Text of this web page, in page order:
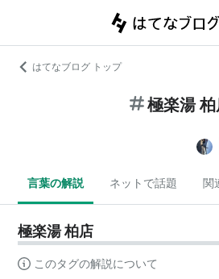
はてなブログ トップ
極楽湯 柏
言葉の解説 ネットで話題 関
極楽湯 柏店
このタグの解説について